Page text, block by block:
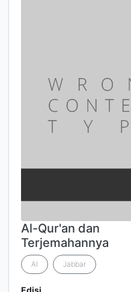
Al-Qur'an dan
Terjemahannya
Al Jabbar
Edisi